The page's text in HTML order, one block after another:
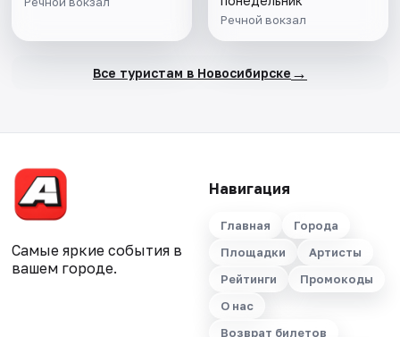
Речной вокзал
Все туристам в Новосибирске →
Самые яркие события в
вашем городе.
Навигация
Главная
Города
Площадки
Артисты
Рейтинги
Промокоды
О нас
Возврат билетов